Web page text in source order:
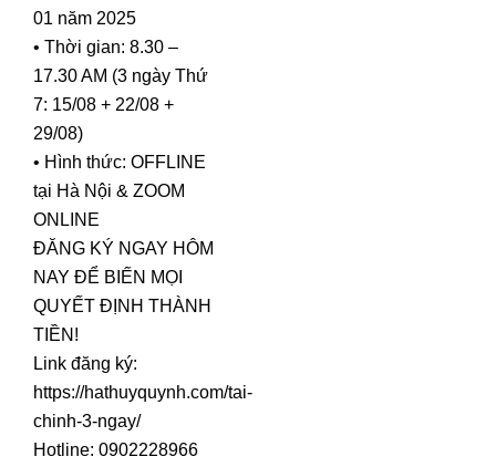
01 năm 2025
• Thời gian: 8.30 –
17.30 AM (3 ngày Thứ
7: 15/08 + 22/08 +
29/08)
• Hình thức: OFFLINE
tại Hà Nội & ZOOM
ONLINE
ĐĂNG KÝ NGAY HÔM
NAY ĐỂ BIẾN MỌI
QUYẾT ĐỊNH THÀNH
TIỀN!
Link đăng ký:
https://hathuyquynh.com/tai-
chinh-3-ngay/
Hotline: 0902228966